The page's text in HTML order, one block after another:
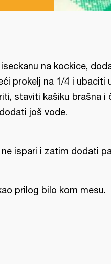
na kockice,
prokelj na 1/4 i ubaciti
staviti kašiku brašna i
još vode.
ispari i zatim dodati
prilog bilo kom mesu.